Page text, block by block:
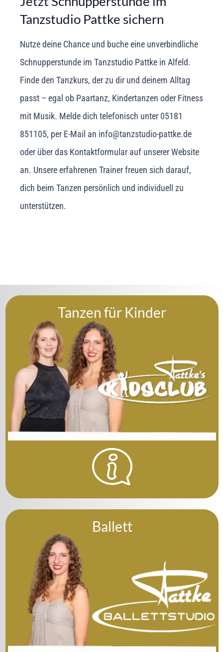
Tanzstudio Pattke sichern
Nutze deine Chance und buche eine unverbindliche
Schnupperstunde im Tanzstudio Pattke in Alfeld.
Finde den Tanzkurs, der zu dir und deinem Alltag
passt – egal ob Paartanz, Kindertanzen oder Fitness
mit Musik. Melde dich telefonisch unter 05181
851105, per E-Mail an info@tanzstudio-pattke.de
oder über das Kontaktformular auf unserer Website
an. Unsere erfahrenen Trainer freuen sich darauf,
dich beim Tanzen persönlich und individuell zu
unterstützen.
Tanzen für Kinder
Ballett